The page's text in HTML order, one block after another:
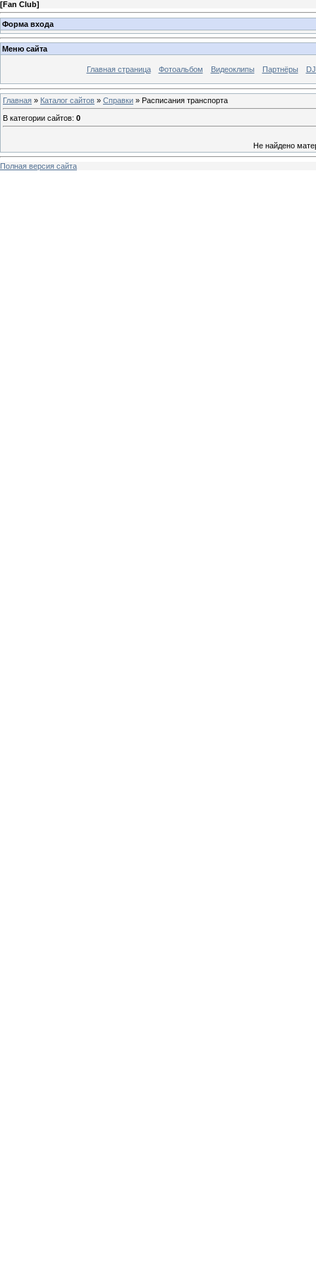
[Fan Club]
Форма входа
Меню сайта
Главная страница Фотоальбом Видеоклипы Партнёры
Главная » Каталог сайтов » Справки » Расписания транспорта
В категории сайтов: 0
Не найдено
Полная версия сайта